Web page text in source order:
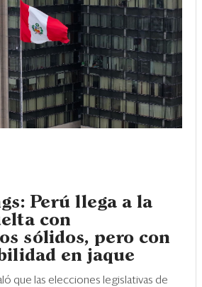
Perú llega a la
con
sólidos, pero con
en jaque
que las elecciones legislativas de